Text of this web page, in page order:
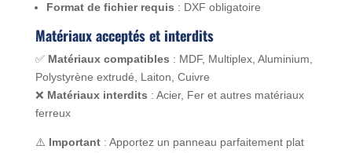
Format de fichier requis : DXF obligatoire
Matériaux acceptés et interdits
✅ Matériaux compatibles : MDF, Multiplex, Aluminium,
Polystyrène extrudé, Laiton, Cuivre
❌ Matériaux interdits : Acier, Fer et autres matériaux
ferreux
⚠️ Important: Apportez un panneau parfaitement plat